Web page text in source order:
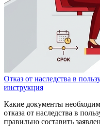
Отказ от наследства в
инструкция
Какие документы
отказа от наследства в
правильно составить